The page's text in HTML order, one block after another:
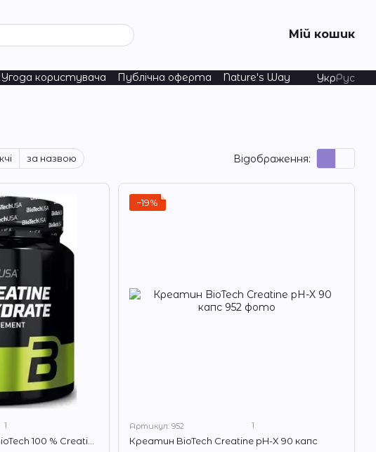
Мій кошик
Угода користувача Публічна оферта
Nature's Way
УкрРус
за назвою Відображення:
1
Креатин моногідрат BioTech 100 % Creatine Monohydrate 500 г Без смаку
−19%
Артикул: 952 1
Креатин BioTech Creatine pH-X 90 капс